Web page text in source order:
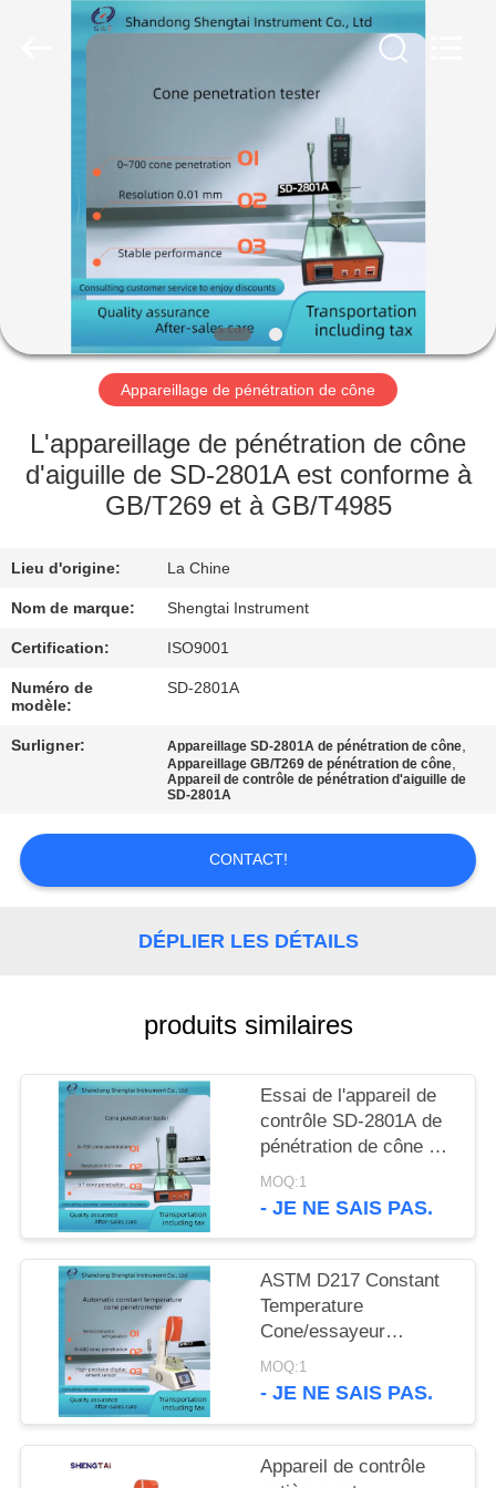
PRODUITS
SUJET
DE
NOUS
VISITE
D'USINE
DE
QUALITÉ
CONTACTEZ-
NOUS
DEMANDEZ
UNE
CITATION
PRIVACY
POLICY
Appareillage de pénétration de cône
L'appareillage de pénétration de cône
d'aiguille de SD-2801A est conforme à
GB/T269 et à GB/T4985
Lieu d'origine: La Chine
Nom de marque: Shengtai Instrument
Certification: ISO9001
Numéro de
modèle:
SD-2801A
Surligner: Appareillage SD-2801A de pénétration de cône,
Appareillage GB/T269 de pénétration de cône,
Appareil de contrôle de pénétration d'aiguille de
SD-2801A
CONTACT!
DÉPLIER LES DÉTAILS
produits similaires
Essai de l'appareil de
contrôle SD-2801A de
pénétration de cône de
graisse lubrifiante
MOQ:1
- JE NE SAIS PAS.
ASTM D217 Constant
Temperature
Cone/essayeur
automatiques SH017
pénétration d'aiguille
MOQ:1
- JE NE SAIS PAS.
Appareil de contrôle